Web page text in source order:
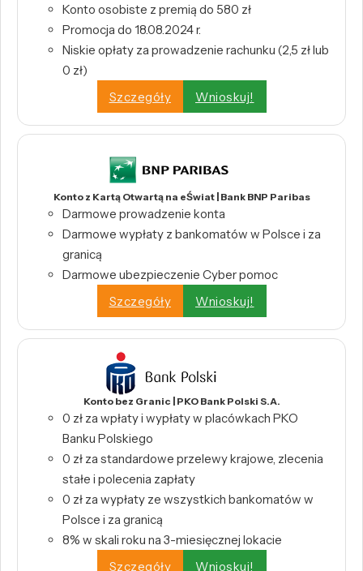
Konto osobiste z premią do 580 zł
Promocja do 18.08.2024 r.
Niskie opłaty za prowadzenie rachunku (2,5 zł lub
0 zł)
Szczegóły
Wnioskuj!
Konto z Kartą Otwartą na eŚwiat | Bank BNP Paribas
Darmowe prowadzenie konta
Darmowe wypłaty z bankomatów w Polsce i za
granicą
Darmowe ubezpieczenie Cyber pomoc
Szczegóły
Wnioskuj!
Konto bez Granic | PKO Bank Polski S.A.
0 zł za wpłaty i wypłaty w placówkach PKO
Banku Polskiego
0 zł za standardowe przelewy krajowe, zlecenia
stałe i polecenia zapłaty
0 zł za wypłaty ze wszystkich bankomatów w
Polsce i za granicą
8% w skali roku na 3-miesięcznej lokacie
Szczegóły
Wnioskuj!